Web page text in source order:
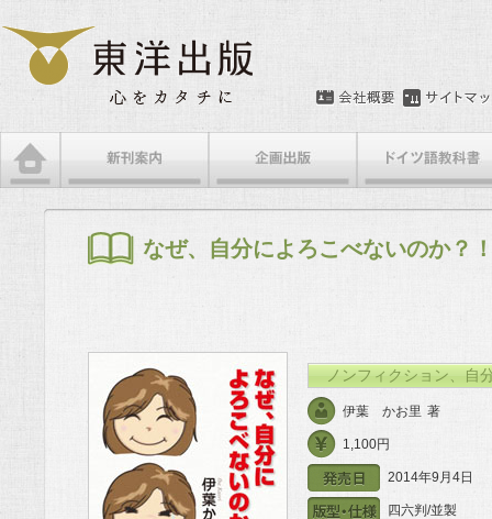
メインメニュー
メインコンテンツへ移動
サブコンテンツへ移動
なぜ、自分によろこべないのか？
ノンフィクション、自
伊葉 かお里 著
1,100円
2014年9月4日
四六判/並製